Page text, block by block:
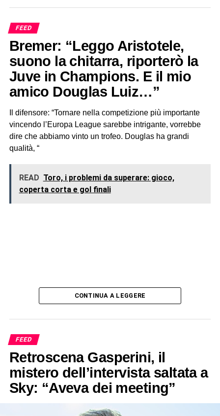
FEED
Bremer: “Leggo Aristotele,
suono la chitarra, riporterò la
Juve in Champions. E il mio
amico Douglas Luiz…”
Il difensore: “Tornare nella competizione più importante
vincendo l’Europa League sarebbe intrigante, vorrebbe
dire che abbiamo vinto un trofeo. Douglas ha grandi
qualità, “
READ Toro, i problemi da superare: gioco,
coperta corta e gol finali
CONTINUA A LEGGERE
FEED
Retroscena Gasperini, il
mistero dell’intervista saltata a
Sky: “Aveva dei meeting”